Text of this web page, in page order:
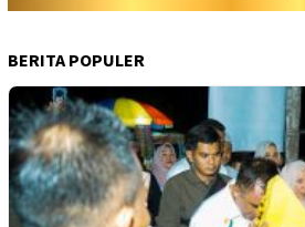
BERITA POPULER